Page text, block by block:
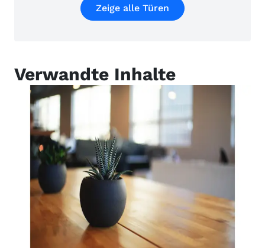
Zeige alle Türen
Verwandte Inhalte